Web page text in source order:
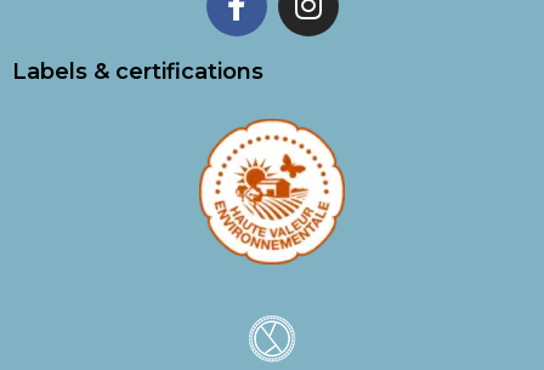
Labels & certifications